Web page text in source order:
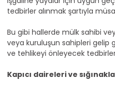
tedbirler alınmak şartıyla
Bu gibi hallerde mülk sahibi
veya kuruluşun sahipleri
ve tehlikeyi önleyecek
Kapıcı daireleri ve